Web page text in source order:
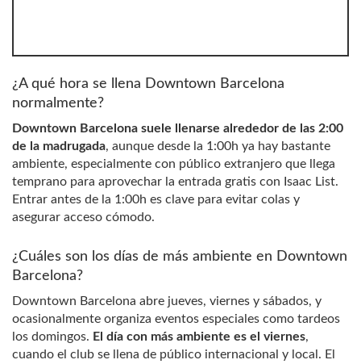
¿A qué hora se llena Downtown Barcelona
normalmente?
Downtown Barcelona suele llenarse alrededor de las 2:00
de la madrugada, aunque desde la 1:00h ya hay bastante
ambiente, especialmente con público extranjero que llega
temprano para aprovechar la entrada gratis con Isaac List.
Entrar antes de la 1:00h es clave para evitar colas y
asegurar acceso cómodo.
¿Cuáles son los días de más ambiente en Downtown
Barcelona?
Downtown Barcelona abre jueves, viernes y sábados, y
ocasionalmente organiza eventos especiales como tardeos
los domingos. El día con más ambiente es el viernes,
cuando el club se llena de público internacional y local. El